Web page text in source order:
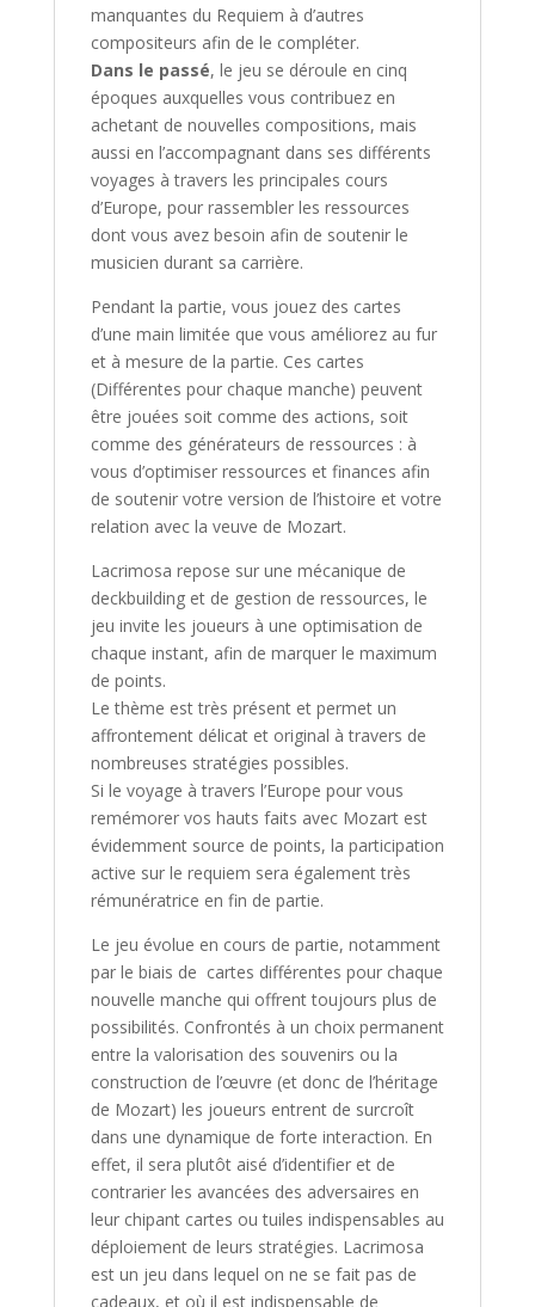
manquantes du Requiem à d’autres
compositeurs afin de le compléter.
Dans le passé, le jeu se déroule en cinq
époques auxquelles vous contribuez en
achetant de nouvelles compositions, mais
aussi en l’accompagnant dans ses différents
voyages à travers les principales cours
d’Europe, pour rassembler les ressources
dont vous avez besoin afin de soutenir le
musicien durant sa carrière.
Pendant la partie, vous jouez des cartes
d’une main limitée que vous améliorez au fur
et à mesure de la partie. Ces cartes
(Différentes pour chaque manche) peuvent
être jouées soit comme des actions, soit
comme des générateurs de ressources : à
vous d’optimiser ressources et finances afin
de soutenir votre version de l’histoire et votre
relation avec la veuve de Mozart.
Lacrimosa repose sur une mécanique de
deckbuilding et de gestion de ressources, le
jeu invite les joueurs à une optimisation de
chaque instant, afin de marquer le maximum
de points.
Le thème est très présent et permet un
affrontement délicat et original à travers de
nombreuses stratégies possibles.
Si le voyage à travers l’Europe pour vous
remémorer vos hauts faits avec Mozart est
évidemment source de points, la participation
active sur le requiem sera également très
rémunératrice en fin de partie.
Le jeu évolue en cours de partie, notamment
par le biais de cartes différentes pour chaque
nouvelle manche qui offrent toujours plus de
possibilités. Confrontés à un choix permanent
entre la valorisation des souvenirs ou la
construction de l’œuvre (et donc de l’héritage
de Mozart) les joueurs entrent de surcroît
dans une dynamique de forte interaction. En
effet, il sera plutôt aisé d’identifier et de
contrarier les avancées des adversaires en
leur chipant cartes ou tuiles indispensables au
déploiement de leurs stratégies. Lacrimosa
est un jeu dans lequel on ne se fait pas de
cadeaux, et où il est indispensable de